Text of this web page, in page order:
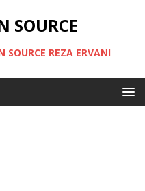
SOURCE
REZA ERVANI